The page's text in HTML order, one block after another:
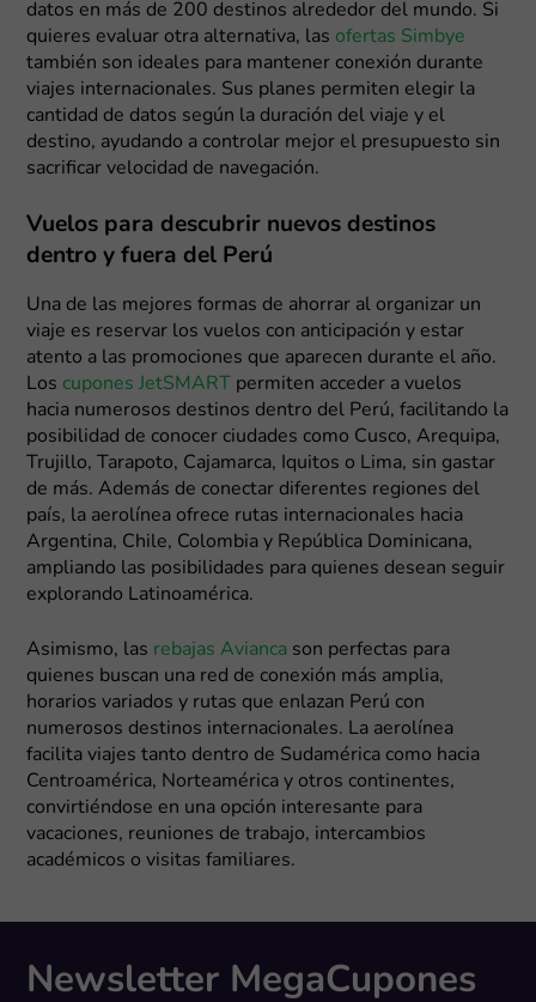
datos en más de 200 destinos alrededor del mundo. Si
quieres evaluar otra alternativa, las ofertas Simbye
también son ideales para mantener conexión durante
viajes internacionales. Sus planes permiten elegir la
cantidad de datos según la duración del viaje y el
destino, ayudando a controlar mejor el presupuesto sin
sacrificar velocidad de navegación.
Vuelos para descubrir nuevos destinos
dentro y fuera del Perú
Una de las mejores formas de ahorrar al organizar un
viaje es reservar los vuelos con anticipación y estar
atento a las promociones que aparecen durante el año.
Los cupones JetSMART permiten acceder a vuelos
hacia numerosos destinos dentro del Perú, facilitando la
posibilidad de conocer ciudades como Cusco, Arequipa,
Trujillo, Tarapoto, Cajamarca, Iquitos o Lima, sin gastar
de más. Además de conectar diferentes regiones del
país, la aerolínea ofrece rutas internacionales hacia
Argentina, Chile, Colombia y República Dominicana,
ampliando las posibilidades para quienes desean seguir
explorando Latinoamérica.
Asimismo, las rebajas Avianca son perfectas para
quienes buscan una red de conexión más amplia,
horarios variados y rutas que enlazan Perú con
numerosos destinos internacionales. La aerolínea
facilita viajes tanto dentro de Sudamérica como hacia
Centroamérica, Norteamérica y otros continentes,
convirtiéndose en una opción interesante para
vacaciones, reuniones de trabajo, intercambios
académicos o visitas familiares.
Newsletter MegaCupones